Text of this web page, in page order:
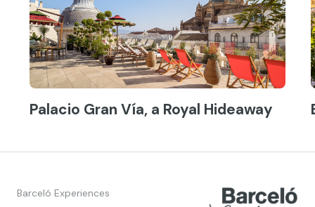
Palacio Gran Vía, a Royal Hideaway
Barceló Experiences